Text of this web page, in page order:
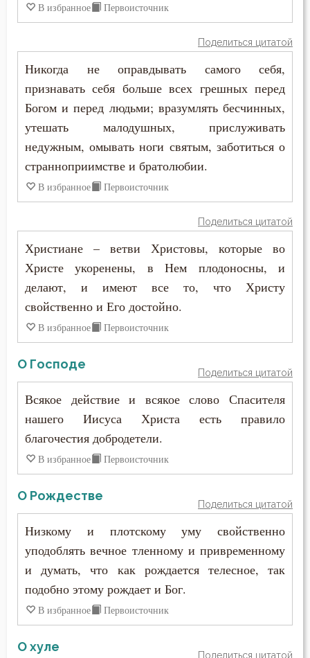
Проповеди
Прощение
Работа
Радость
Раздражительность
Раскаяние
Раскол
Рождество
Самолюбие
Самомнение
Свобода
Святость
Священники
Священное Писание
В избранное Первоисточник
Поделиться цитатой
Никогда не оправдывать самого себя,
признавать себя больше всех грешных перед
Богом и перед людьми; вразумлять бесчинных,
утешать малодушных, прислуживать
недужным, омывать ноги святым, заботиться о
странноприимстве и братолюбии.
В избранное Первоисточник
Поделиться цитатой
Христиане – ветви Христовы, которые во
Христе укоренены, в Нем плодоносны, и
делают, и имеют все то, что Христу
свойственно и Его достойно.
В избранное Первоисточник
О Господе
Поделиться цитатой
Всякое действие и всякое слово Спасителя
нашего Иисуса Христа есть правило
благочестия добродетели.
В избранное Первоисточник
О Рождестве
Поделиться цитатой
Низкому и плотскому уму свойственно
уподоблять вечное тленному и привременному
и думать, что как рождается телесное, так
подобно этому рождает и Бог.
В избранное Первоисточник
О хуле
Поделиться цитатой